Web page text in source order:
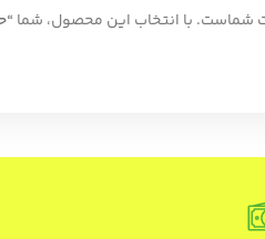
شماست. با انتخاب این محصول، شما